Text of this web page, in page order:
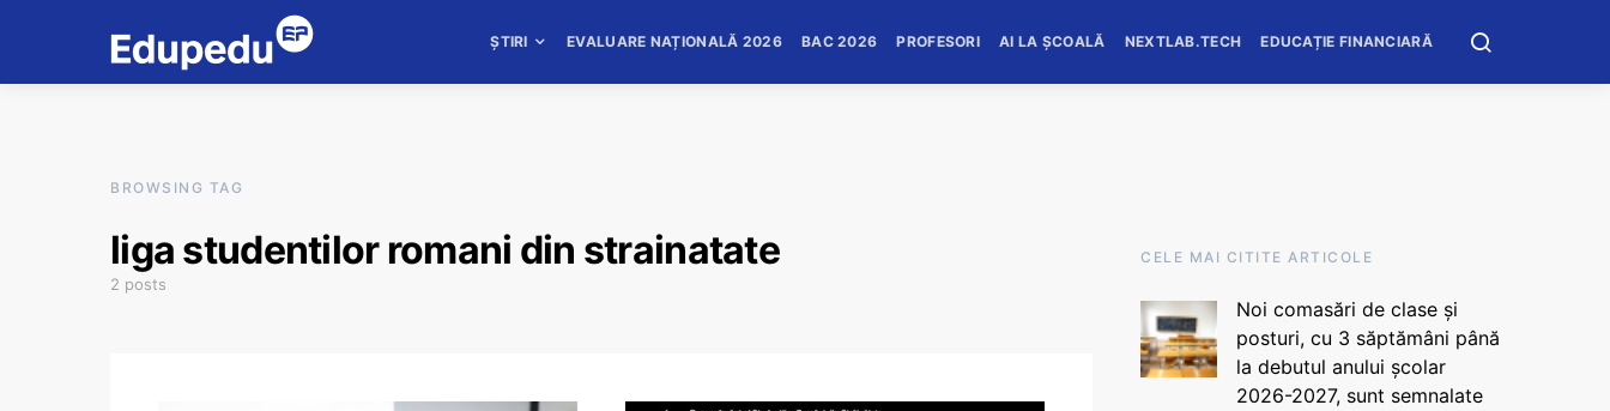
ȘTIRI EVALUARE NAȚIONALĂ 2026 BAC 2026 PROFESORI AI LA ȘCOALĂ NEXTLAB.TECH EDUCAȚIE FINANCIARĂ
BROWSING TAG
liga studentilor romani din strainatate
2 posts
CELE MAI CITITE ARTICOLE
Noi comasări de clase și
posturi, cu 3 săptămâni până
la debutul anului școlar
2026-2027, sunt semnalate